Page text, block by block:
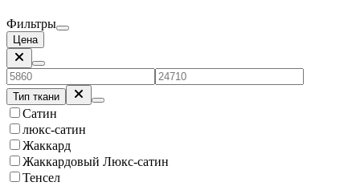
Фильтры
Цена
Тип ткани
Сатин
люкс-сатин
Жаккард
Жаккардовый Люкс-сатин
Тенсел